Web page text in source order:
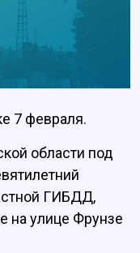
7 февраля.
области под
ГИБДД,
на улице Фрунзе